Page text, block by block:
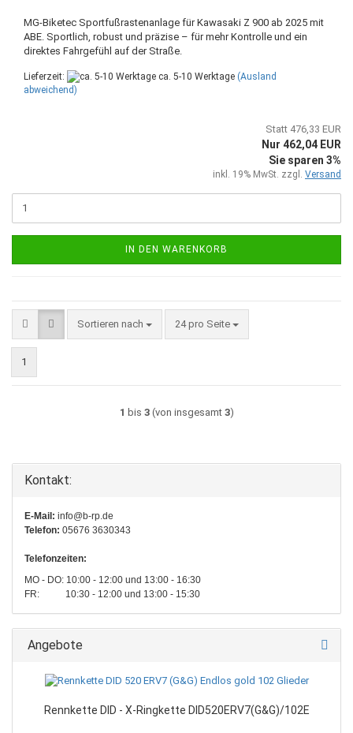
MG-Biketec Sportfußrastenanlage für Kawasaki Z 900 ab 2025 mit
ABE. Sportlich, robust und präzise – für mehr Kontrolle und ein
direktes Fahrgefühl auf der Straße.
Lieferzeit: ca. 5-10 Werktage (Ausland
abweichend)
Statt 476,33 EUR
Nur 462,04 EUR
Sie sparen 3%
inkl. 19% MwSt. zzgl. Versand
IN DEN WARENKORB
Sortieren nach
Sortieren nach 24 pro Seite
pro Seite
1
1 bis 3(von insgesamt 3)
Kontakt:
E-Mail: info@b-rp.de
Telefon: 05676 3630343
Telefonzeiten:
MO - DO: 10:00 - 12:00 und 13:00 - 16:30
FR: 10:30 - 12:00 und 13:00 - 15:30
Angebote
Rennkette DID - X-Ringkette DID520ERV7(G&G)/102E